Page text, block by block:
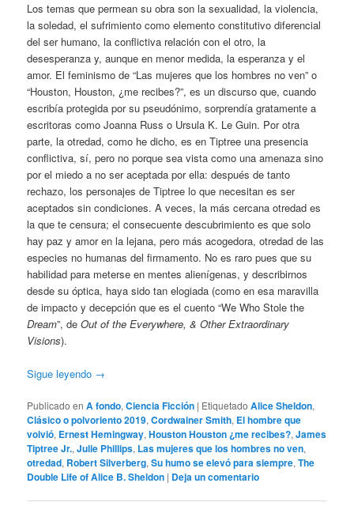
Los temas que permean su obra son la sexualidad, la violencia,
la soledad, el sufrimiento como elemento constitutivo diferencial
del ser humano, la conflictiva relación con el otro, la
desesperanza y, aunque en menor medida, la esperanza y el
amor. El feminismo de “Las mujeres que los hombres no ven” o
“Houston, Houston, ¿me recibes?”, es un discurso que, cuando
escribía protegida por su pseudónimo, sorprendía gratamente a
escritoras como Joanna Russ o Ursula K. Le Guin. Por otra
parte, la otredad, como he dicho, es en Tiptree una presencia
conflictiva, sí, pero no porque sea vista como una amenaza sino
por el miedo a no ser aceptada por ella: después de tanto
rechazo, los personajes de Tiptree lo que necesitan es ser
aceptados sin condiciones. A veces, la más cercana otredad es
la que te censura; el consecuente descubrimiento es que solo
hay paz y amor en la lejana, pero más acogedora, otredad de las
especies no humanas del firmamento. No es raro pues que su
habilidad para meterse en mentes alienígenas, y describirnos
desde su óptica, haya sido tan elogiada (como en esa maravilla
de impacto y decepción que es el cuento “We Who Stole the
Dream”, deOut of the Everywhere, & Other Extraordinary
Visions).
Sigue leyendo →
Publicado en A fondo,Ciencia Ficción | Etiquetado Alice Sheldon,
Clásico o polvoriento 2019,Cordwainer Smith, El hombre que
volvió, Ernest Hemingway,Houston Houston ¿me recibes?,James
Tiptree Jr.,Julie Phillips, Las mujeres que los hombres no ven,
otredad, Robert Silverberg,Su humo se elevó para siempre,The
Double Life of Alice B. Sheldon | Deja un comentario